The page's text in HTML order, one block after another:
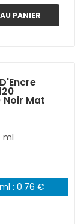
PANIER
Noir Mat
ml
: 0.76 €